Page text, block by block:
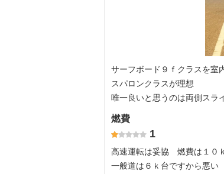
サーフボード９ｆクラスを
スパロンクラスが理想
唯一良いと思うのは両側スラ
燃費
1
高速運転は妥協 燃費は１０
一般道は６ｋ台ですから悪い